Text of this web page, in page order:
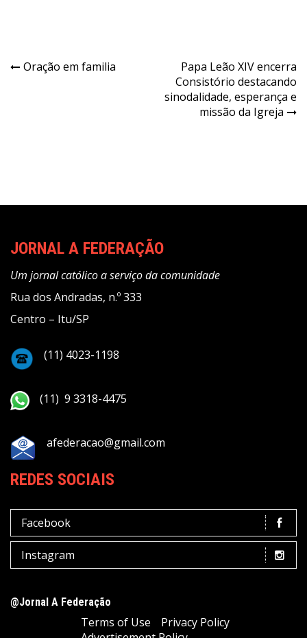
Navegação
Oração em familia
Papa Leão XIV encerra
Consistório destacando
sinodalidade, esperança e
missão da Igreja
JORNAL A FEDERAÇÃO
Um jornal católico a serviço da comunidade
Rua dos Andradas, n.º 333
Centro – Itu/SP
(11) 4023-1198
(11) 9 3318-4475
afederacao@gmail.com
REDES SOCIAIS
Facebook
Instagram
@Jornal A Federação
Terms of Use
Privacy Policy